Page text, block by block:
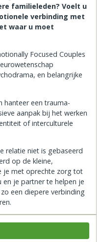
familieleden? Voelt u
verbinding met
waar u moet
Focused Couples
en belangrijke
hanteer een trauma-
aanpak bij het werken
of interculturele
relatie niet is gebaseerd
op de kleine,
je met oprechte zorg tot
je partner te helpen je
een diepere verbinding